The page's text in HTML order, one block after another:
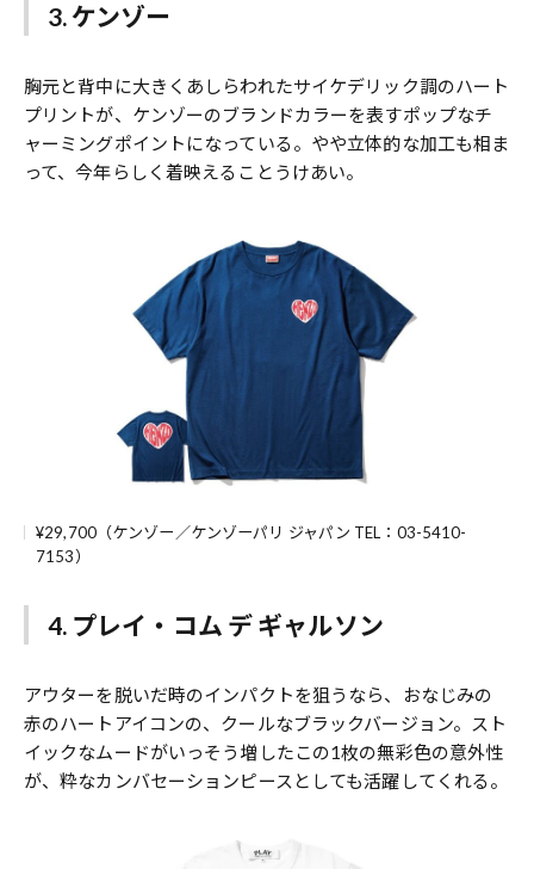
3. ケンゾー
胸元と背中に大きくあしらわれたサイケデリック調のハート
プリントが、ケンゾーのブランドカラーを表すポップなチ
ャーミングポイントになっている。やや立体的な加工も相ま
って、今年らしく着映えることうけあい。
¥29,700（ケンゾー／ケンゾーパリ ジャパン TEL：03-5410-
7153）
4. プレイ・コム デ ギャルソン
アウターを脱いだ時のインパクトを狙うなら、おなじみの
赤のハートアイコンの、クールなブラックバージョン。スト
イックなムードがいっそう増したこの1枚の無彩色の意外性
が、粋なカンバセーションピースとしても活躍してくれる。